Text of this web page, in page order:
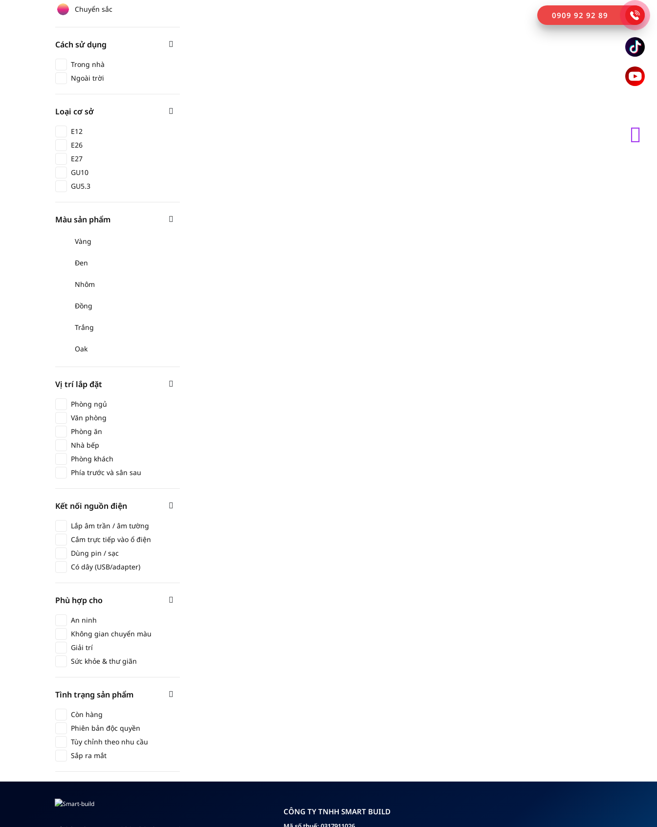
Chuyển sắc
Cách sử dụng
Trong nhà
Ngoài trời
Loại cơ sở
E12
E26
E27
GU10
GU5.3
Màu sản phẩm
Vàng
Đen
Nhôm
Đồng
Trắng
Oak
Vị trí lắp đặt
Phòng ngủ
Văn phòng
Phòng ăn
Nhà bếp
Phòng khách
Phía trước và sân sau
Kết nối nguồn điện
Lắp âm trần / âm tường
Cắm trực tiếp vào ổ điện
Dùng pin / sạc
Có dây (USB/adapter)
Phù hợp cho
An ninh
Không gian chuyển màu
Giải trí
Sức khỏe & thư giãn
Tình trạng sản phẩm
Còn hàng
Phiên bản độc quyền
Tùy chỉnh theo nhu cầu
Sắp ra mắt
CÔNG TY TNHH SMART BUILD
0909 92 92 89